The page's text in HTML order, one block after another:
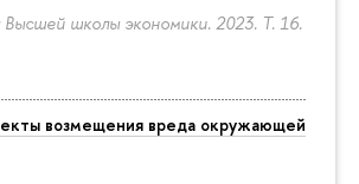
школы экономики. 2023. Т. 16.
возмещения вреда окружающей